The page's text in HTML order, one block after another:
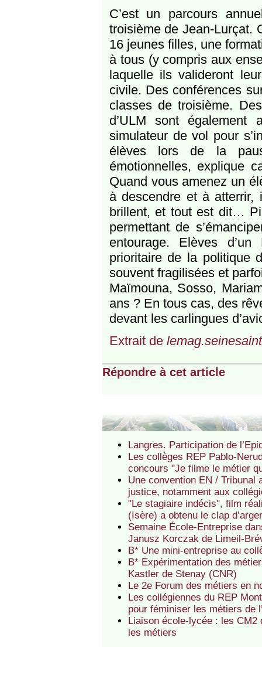
C’est un parcours
troisième de Jean-Lurçat.
16 jeunes filles, une
à tous (y compris aux
laquelle ils valideront
civile. Des conférences
classes de troisième.
d’ULM sont
simulateur de vol pour
élèves lors de la
émotionnelles, explique
Quand vous amenez un
à descendre et à atterrir,
brillent, et tout est dit…
permettant de
entourage. Elèves
prioritaire de la politique
souvent fragilisées et
Maïmouna, Sosso,
ans ? En tous cas, des
devant les carlingues
Extrait de
Répondre à cet article
Langres. Participation de
Les collèges REP Pablo-
concours "Je filme le métier
Une convention EN /
justice, notamment aux
"Le stagiaire indécis", film
(Isère) a obtenu le clap
Semaine École-Entreprise
Janusz Korczak de Limeil-
B* Une mini-entreprise au
B* Expérimentation des
Kastler de Stenay (CNR)
Le 2e Forum des métiers en
Les collégiennes du REP
pour féminiser les métiers de
Liaison école-lycée : les
les métiers